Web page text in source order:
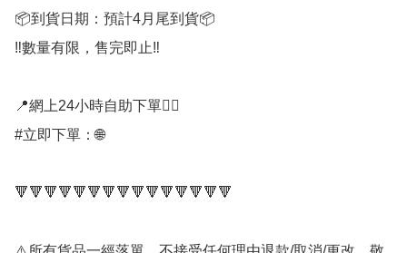
📦到貨日期：預計4月尾到貨📦
‼️數量有限，售完即止‼️
📍網上24小時自助下單👍🏻
#立即下單：🌐
🔻🔻🔻🔻🔻🔻🔻🔻🔻🔻🔻🔻🔻🔻🔻